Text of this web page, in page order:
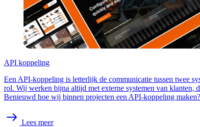
API koppeling
Een API-koppeling is letterlijk de communicatie tussen twee
rol. Wij werken bijna altijd met externe systemen van klanten,
Benieuwd hoe wij binnen projecten een API-koppeling maken?
Lees meer